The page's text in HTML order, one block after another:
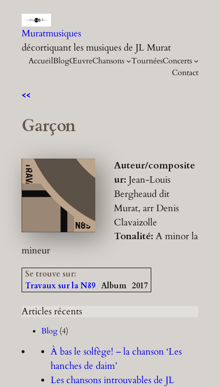
contenu
Muratmusiques
décortiquant les musiques de JL Murat
AccueilBlogŒuvreChansons TournéesConcerts
Contact
<<
Garçon
Auteur/composite
ur:Jean-Louis
Bergheaud dit
Murat, arr Denis
Clavaizolle
Tonalité:A minor la
mineur
Se trouve sur:
Travaux sur la N89 Album 2017
Articles récents
Blog(4)
À bas le solfège! – la chanson ‘Les
hanches de daim’
Les chansons introuvables de JL